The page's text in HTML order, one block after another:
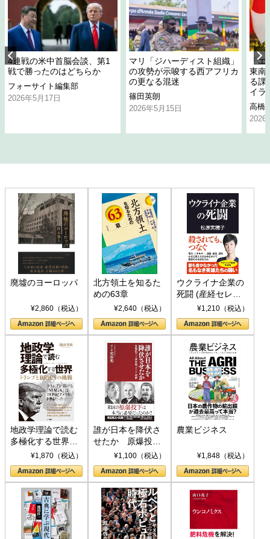
4連戦の米中首脳会談、第1
戦で勝ったのはどちらか
フォーサイト編集部
2026年5月17日
マリ「ジハーディスト組織」
の攻勢が示唆する西アフリカ
の更なる混迷
篠田英朗
2026年5月15日
「
東南
る課
イラ
高橋
2026
廃墟のヨーロッパ
¥2,860（税込）
北方領土を知るた
めの63章
¥2,640（税込）
ウクライナ企業の
死闘 (産経セレク
ト S 039)¥1,210（税込）
地政学理論で読む
多極化する世界：
トランプとBRICS
の挑戦
¥1,870（税込）
誰が日本を降伏さ
せたか 原爆投
下、ソ連参戦、そ
して聖断 (PHP新
書)
¥1,100（税込）
農業ビジネス
¥1,848（税込）